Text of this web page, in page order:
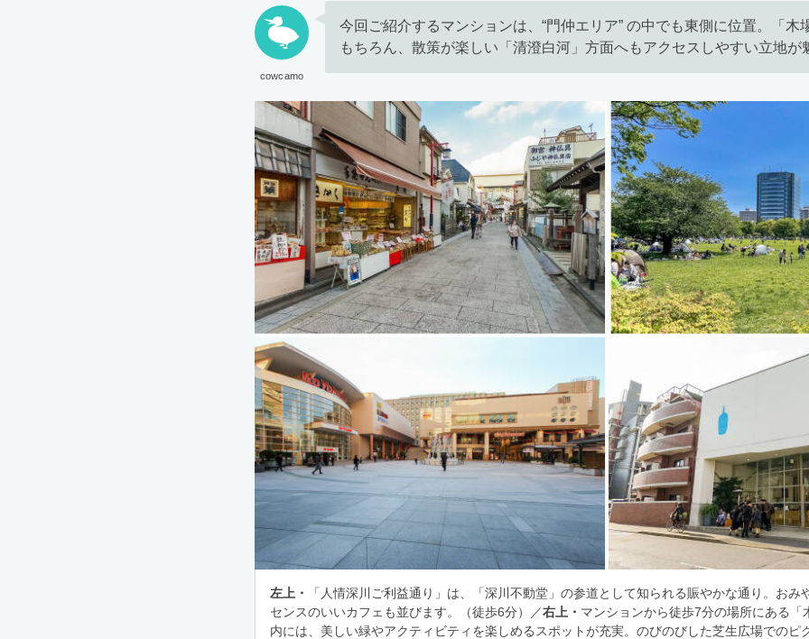
cowcamo
今回ご紹介するマンションは、“門仲エリア” の中でも東側に位置。「木
もちろん、散策が楽しい「清澄白河」方面へもアクセスしやすい立地
左上・
「人情深川ご利益通り」は、「深川不動堂」の参道として知られる賑やかな通り。おみ
センスのいいカフェも並びます。（徒歩6分）／右上・ マンションから徒歩7分の場所にある「
内には、美しい緑やアクティビティを楽しめるスポットが充実。のびのびした芝生広場でのピ